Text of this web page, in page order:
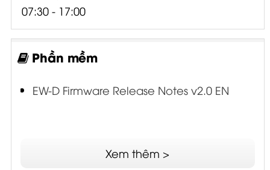
07:30 - 17:00
Phần mềm
EW-D Firmware Release Notes v2.0 EN
Xem thêm >